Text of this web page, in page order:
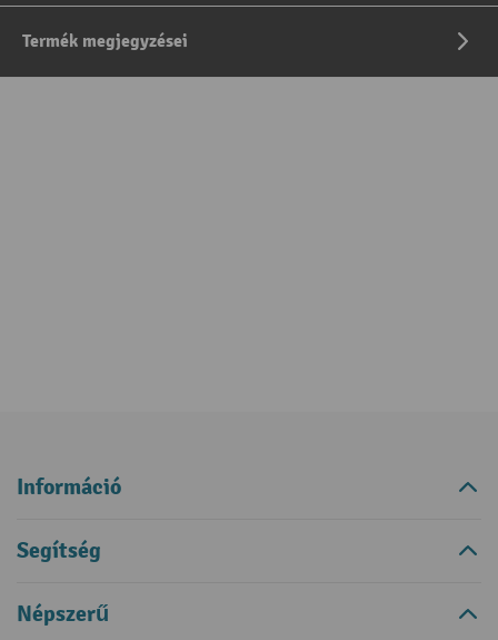
Termék megjegyzései
Információ
Segítség
Népszerű